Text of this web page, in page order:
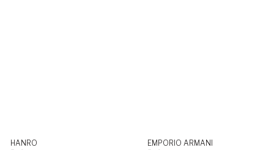
HANRO
EMPORIO ARMANI